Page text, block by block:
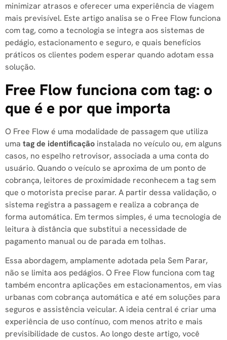
minimizar atrasos e oferecer uma experiência de viagem
mais previsível. Este artigo analisa se o Free Flow funciona
com tag, como a tecnologia se integra aos sistemas de
pedágio, estacionamento e seguro, e quais benefícios
práticos os clientes podem esperar quando adotam essa
solução.
Free Flow funciona com tag: o
que é e por que importa
O Free Flow é uma modalidade de passagem que utiliza
uma tag de identificação instalada no veículo ou, em alguns
casos, no espelho retrovisor, associada a uma conta do
usuário. Quando o veículo se aproxima de um ponto de
cobrança, leitores de proximidade reconhecem a tag sem
que o motorista precise parar. A partir dessa validação, o
sistema registra a passagem e realiza a cobrança de
forma automática. Em termos simples, é uma tecnologia de
leitura à distância que substitui a necessidade de
pagamento manual ou de parada em tolhas.
Essa abordagem, amplamente adotada pela Sem Parar,
não se limita aos pedágios. O Free Flow funciona com tag
também encontra aplicações em estacionamentos, em vias
urbanas com cobrança automática e até em soluções para
seguros e assistência veicular. A ideia central é criar uma
experiência de uso contínuo, com menos atrito e mais
previsibilidade de custos. Ao longo deste artigo, você